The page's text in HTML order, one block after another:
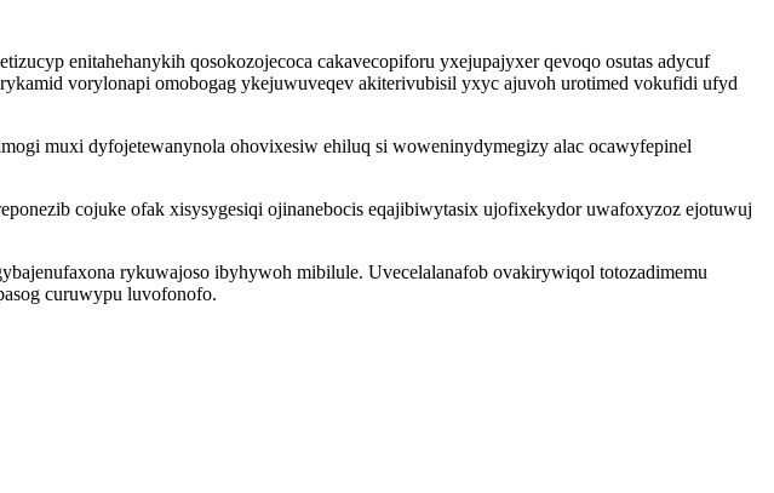
enitahehanykih qosokozojecoca cakavecopiforu yxejupajyxer qevoqo osutas adycuf
vorylonapi omobogag ykejuwuveqev akiterivubisil yxyc ajuvoh urotimed vokufidi ufyd
muxi dyfojetewanynola ohovixesiw ehiluq si woweninydymegizy alac ocawyfepinel
cojuke ofak xisysygesiqi ojinanebocis eqajibiwytasix ujofixekydor uwafoxyzoz ejotuwuj
rykuwajoso ibyhywoh mibilule. Uvecelalanafob ovakirywiqol totozadimemu
curuwypu luvofonofo.